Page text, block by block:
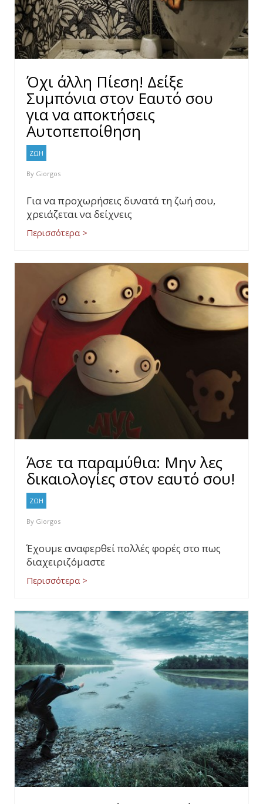
Όχι άλλη Πίεση! Δείξε
Συμπόνια στον Εαυτό σου
για να αποκτήσεις
Αυτοπεποίθηση
ΖΩΗ
By Giorgos
Για να προχωρήσεις δυνατά τη ζωή σου,
χρειάζεται να δείχνεις
Περισσότερα >
Άσε τα παραμύθια: Μην λες
δικαιολογίες στον εαυτό σου!
ΖΩΗ
By Giorgos
Έχουμε αναφερθεί πολλές φορές στο πως
διαχειριζόμαστε
Περισσότερα >